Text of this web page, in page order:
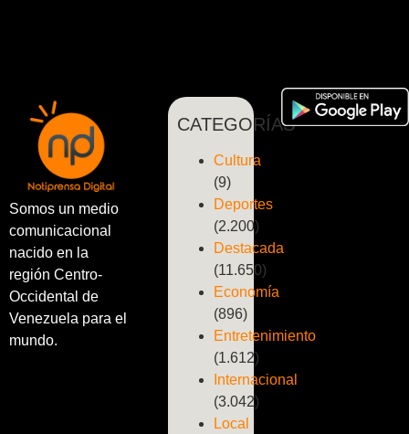
Somos un medio
comunicacional
nacido en la
región Centro-
Occidental de
Venezuela para el
mundo.
CATEGORÍAS
Cultura
(9)
Deportes
(2.200)
Destacada
(11.650)
Economía
(896)
Entretenimiento
(1.612)
Internacional
(3.042)
Local